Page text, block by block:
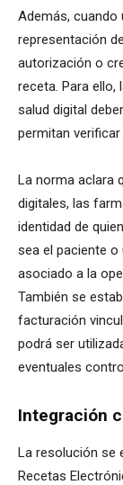
Además, cuando
representación
autorización o
receta. Para
salud digital
permitan
La norma aclara
digitales, las
identidad de
sea el paciente
asociado a la
También se
facturación
podrá ser
eventuales
Integración
La resolución se
Recetas